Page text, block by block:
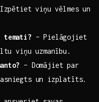
viņu vēlmes un
– Pielāgojiet​
viņu‍ uzmanību.
– Domājiet par
un⁣ izplatīts.